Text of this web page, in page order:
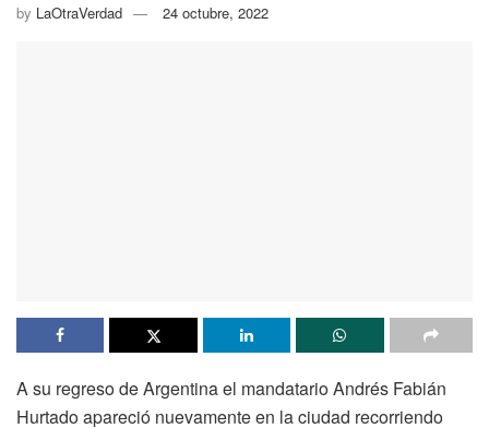
by LaOtraVerdad 24 octubre, 2022
A su regreso de Argentina el mandatario Andrés Fabián
Hurtado apareció nuevamente en la ciudad recorriendo